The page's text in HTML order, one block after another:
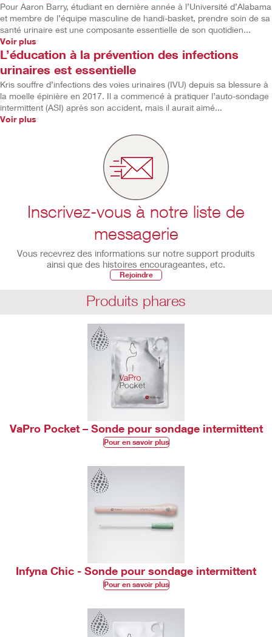
Pour Aaron Barry, étudiant en dernière année à l’Université d’Alabama
et membre de l’équipe masculine de handi-basket, prendre soin de sa
santé urinaire est une composante essentielle de son quotidien...
Voir plus
L’éducation à la prévention des infections
urinaires est essentielle
Kris souffre d’infections des voies urinaires (IVU) depuis sa blessure à
la moelle épinière en 2017. Il a commencé à pratiquer l’auto-sondage
intermittent (ASI) après son accident, mais il aurait aimé...
Voir plus
Inscrivez-vous à notre liste de
messagerie
Vous recevrez des informations sur notre support produits
ainsi que des histoires encourageantes, etc.
Rejoindre
Produits phares
VaPro Pocket – Sonde pour sondage intermittent
Pour en savoir plus
Infyna Chic - Sonde pour sondage intermittent
Pour en savoir plus